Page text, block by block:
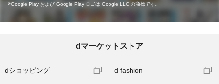
Google Play および Google Play ロゴは Google LLC の商標です。
dマーケットストア
dショッピング d fashion